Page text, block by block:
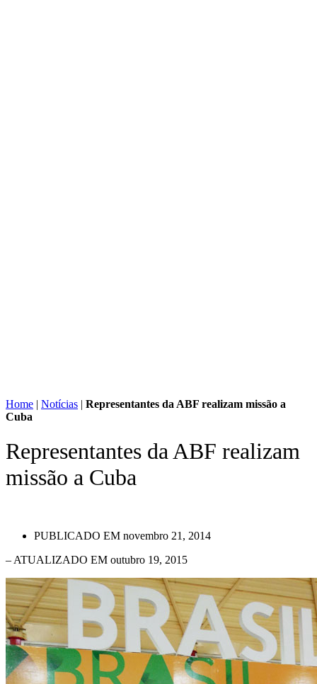
Home | Notícias | Representantes da ABF realizam missão a
Cuba
Representantes da ABF realizam
missão a Cuba
PUBLICADO EM novembro 21, 2014
– ATUALIZADO EM outubro 19, 2015